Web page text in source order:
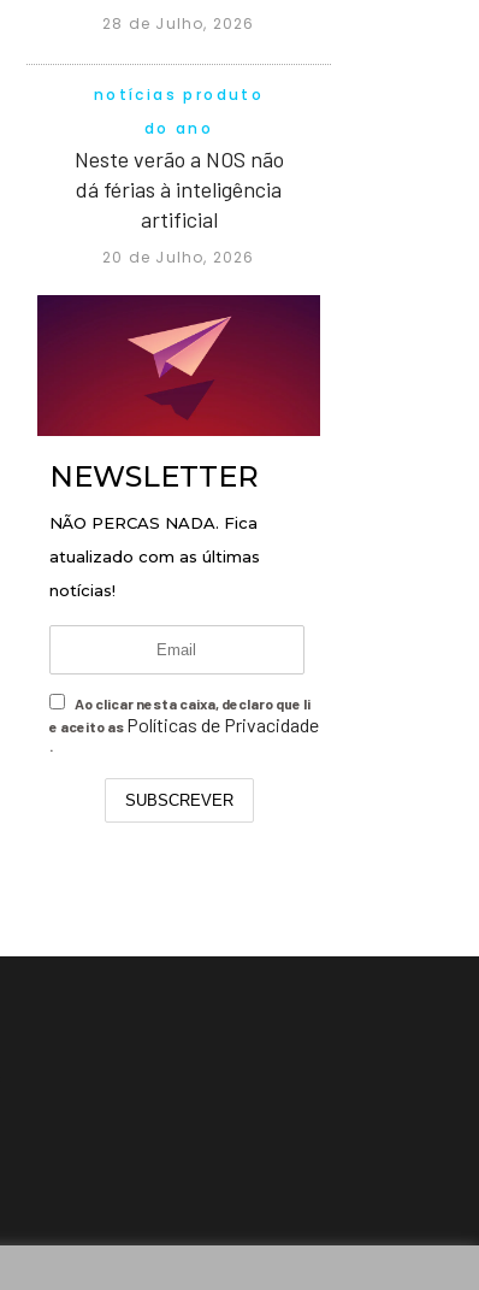
28 de Julho, 2026
notícias produto
do ano
Neste verão a NOS não
dá férias à inteligência
artificial
20 de Julho, 2026
NEWSLETTER
NÃO PERCAS NADA. Fica
atualizado com as últimas
notícias!
Ao clicar nesta caixa, declaro que li
e aceito as Políticas de Privacidade
.
SUBSCREVER